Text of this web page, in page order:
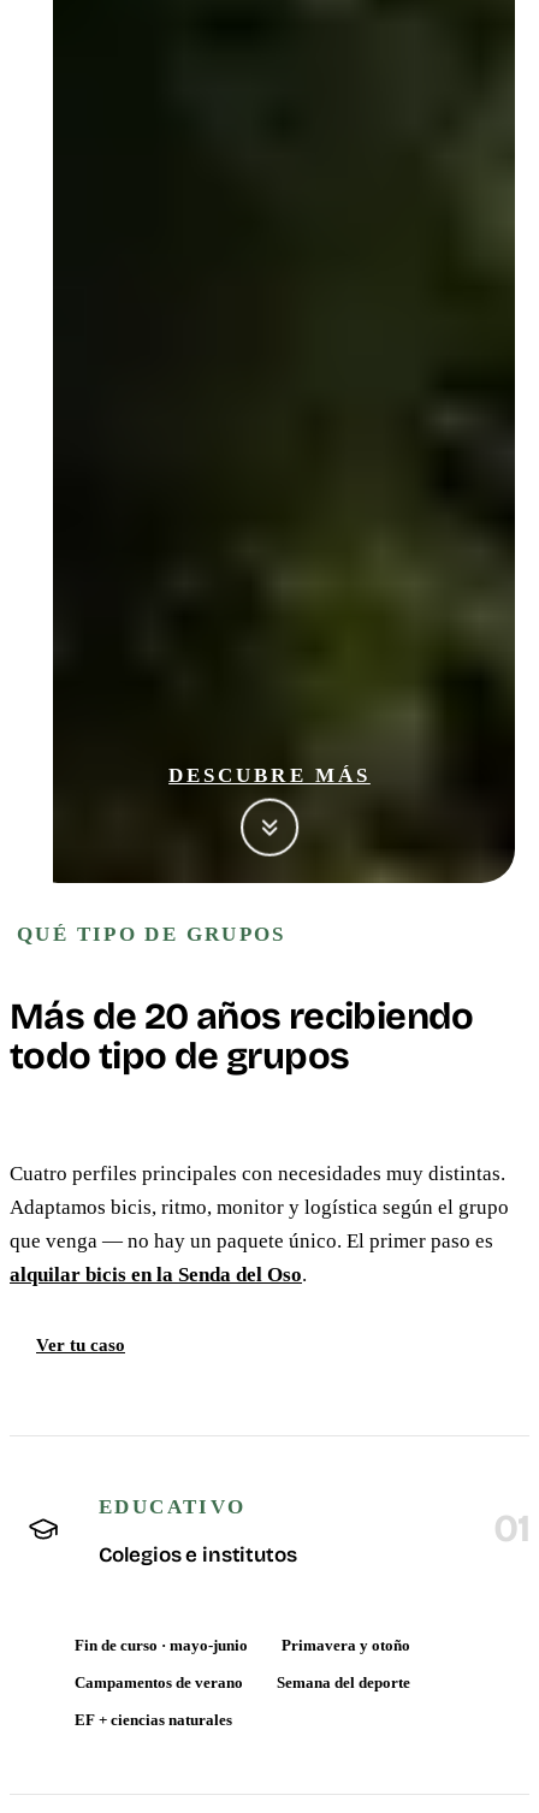
DESCUBRE MÁS
QUÉ TIPO DE GRUPOS
Más de 20 años recibiendo
todo tipo de grupos
Cuatro perfiles principales con necesidades muy distintas.
Adaptamos bicis, ritmo, monitor y logística según el grupo
que venga — no hay un paquete único. El primer paso es
alquilar bicis en la Senda del Oso.
Ver tu caso
EDUCATIVO
Colegios e institutos
01
Fin de curso · mayo-junio Primavera y otoño
Campamentos de verano Semana del deporte
EF + ciencias naturales